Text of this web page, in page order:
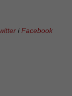
iFacebook